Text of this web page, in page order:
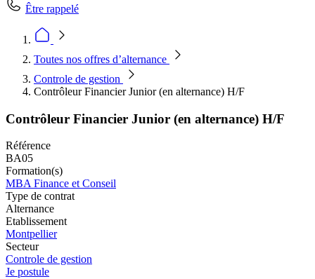
Être rappelé
Toutes nos offres d’alternance
Controle de gestion
Contrôleur Financier Junior (en alternance) H/F
Contrôleur Financier Junior (en alternance) H/F
Référence
BA05
Formation(s)
MBA Finance et Conseil
Type de contrat
Alternance
Etablissement
Montpellier
Secteur
Controle de gestion
Je postule